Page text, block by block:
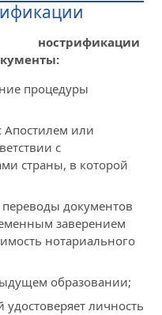
нострификации
процедуры
Апостилем или
с
страны, в которой
документов
заверением
нотариального
образовании;
личность